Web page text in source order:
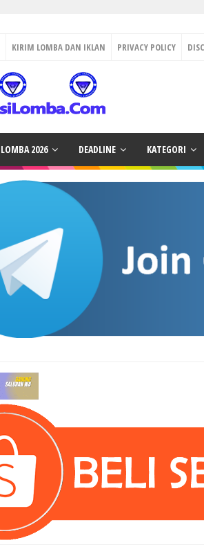
KIRIM LOMBA DAN IKLAN PRIVACY POLICY
LOMBA 2026 DEADLINE KATEGORI